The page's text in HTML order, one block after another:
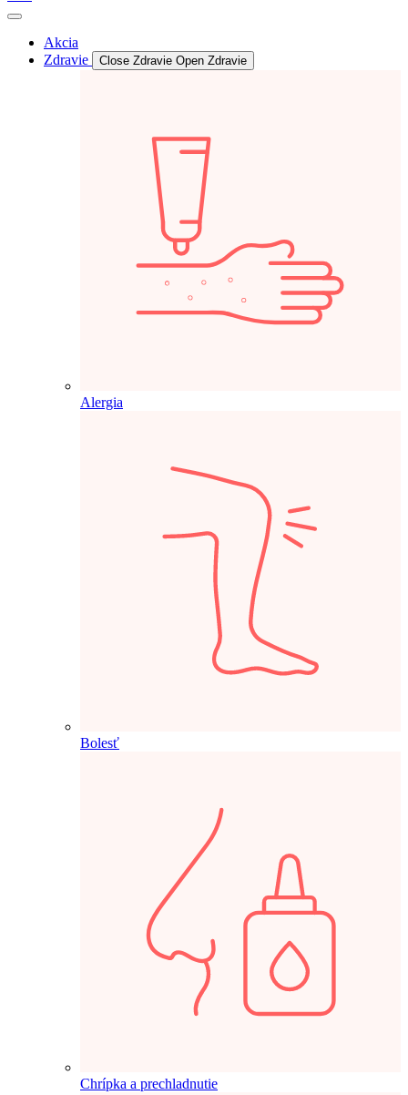
Akcia
Zdravie
Close Zdravie Open Zdravie
Alergia
Bolesť
Chrípka a prechladnutie